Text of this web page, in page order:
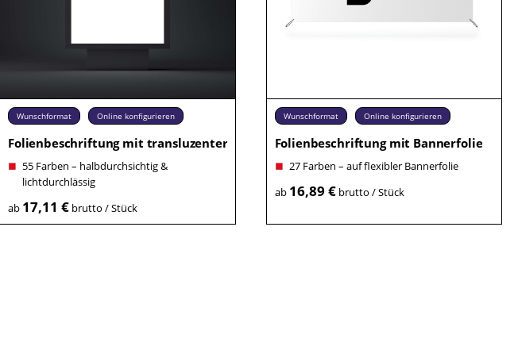
Wunschformat Online konfigurieren
Folienbeschriftung mit transluzenter Folie
55 Farben – halbdurchsichtig &
lichtdurchlässig
ab 17,11 € brutto / Stück
Wunschformat Online konfigurieren
Folienbeschriftung mit Bannerfolie
27 Farben – auf flexibler Bannerfolie
ab 16,89 €brutto / Stück